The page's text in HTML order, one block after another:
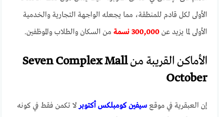
الأولى لكل قادم للمنطقة، مما يجعله الواجهة التجارية والخدمية
الأولى لما يزيد عن300,000 نسمة من السكان والطلاب والموظفين.
الأماكن القريبة منSeven Complex Mall
October
إن العبقرية في موقعسيفين كومبلكس أكتوبرلا تكمن فقط في كونه